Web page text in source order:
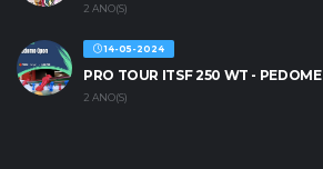
2 ANO(S)
14-05-2024
PRO TOUR ITSF 250 WT - PEDOME
2 ANO(S)